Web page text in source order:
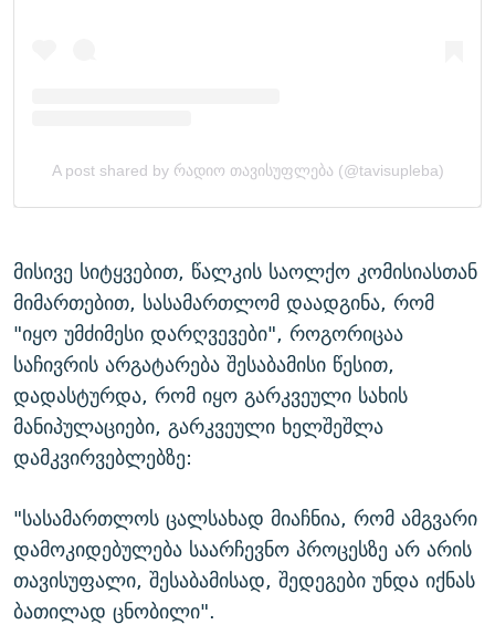
მისივე სიტყვებით, წალკის საოლქო კომისიასთან
მიმართებით, სასამართლომ დაადგინა, რომ
"იყო უმძიმესი დარღვევები", როგორიცაა
საჩივრის არგატარება შესაბამისი წესით,
დადასტურდა, რომ იყო გარკვეული სახის
მანიპულაციები, გარკვეული ხელშეშლა
დამკვირვებლებზე:
"სასამართლოს ცალსახად მიაჩნია, რომ ამგვარი
დამოკიდებულება საარჩევნო პროცესზე არ არის
თავისუფალი, შესაბამისად, შედეგები უნდა იქნას
ბათილად ცნობილი".